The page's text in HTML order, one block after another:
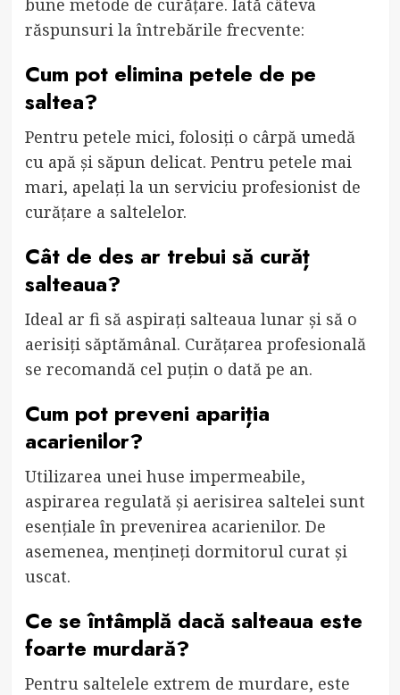
bune metode de curățare. Iată câteva
răspunsuri la întrebările frecvente:
Cum pot elimina petele de pe
saltea?
Pentru petele mici, folosiți o cârpă umedă
cu apă și săpun delicat. Pentru petele mai
mari, apelați la un serviciu profesionist de
curățare a saltelelor.
Cât de des ar trebui să curăț
salteaua?
Ideal ar fi să aspirați salteaua lunar și să o
aerisiți săptămânal. Curățarea profesională
se recomandă cel puțin o dată pe an.
Cum pot preveni apariția
acarienilor?
Utilizarea unei huse impermeabile,
aspirarea regulată și aerisirea saltelei sunt
esențiale în prevenirea acarienilor. De
asemenea, mențineți dormitorul curat și
uscat.
Ce se întâmplă dacă salteaua este
foarte murdară?
Pentru saltelele extrem de murdare, este